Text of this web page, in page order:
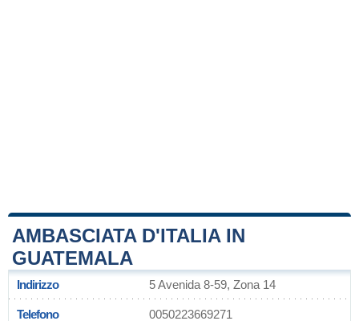
AMBASCIATA D'ITALIA IN
GUATEMALA
Indirizzo 5 Avenida 8-59, Zona 14
Telefono 0050223669271